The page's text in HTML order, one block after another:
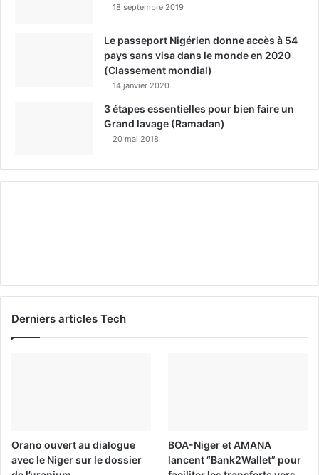
18 septembre 2019
Le passeport Nigérien donne accès à 54
pays sans visa dans le monde en 2020
(Classement mondial)
14 janvier 2020
3 étapes essentielles pour bien faire un
Grand lavage (Ramadan)
20 mai 2018
Derniers articles Tech
Orano ouvert au dialogue
avec le Niger sur le dossier
BOA-Niger et AMANA
lancent “Bank2Wallet” pour